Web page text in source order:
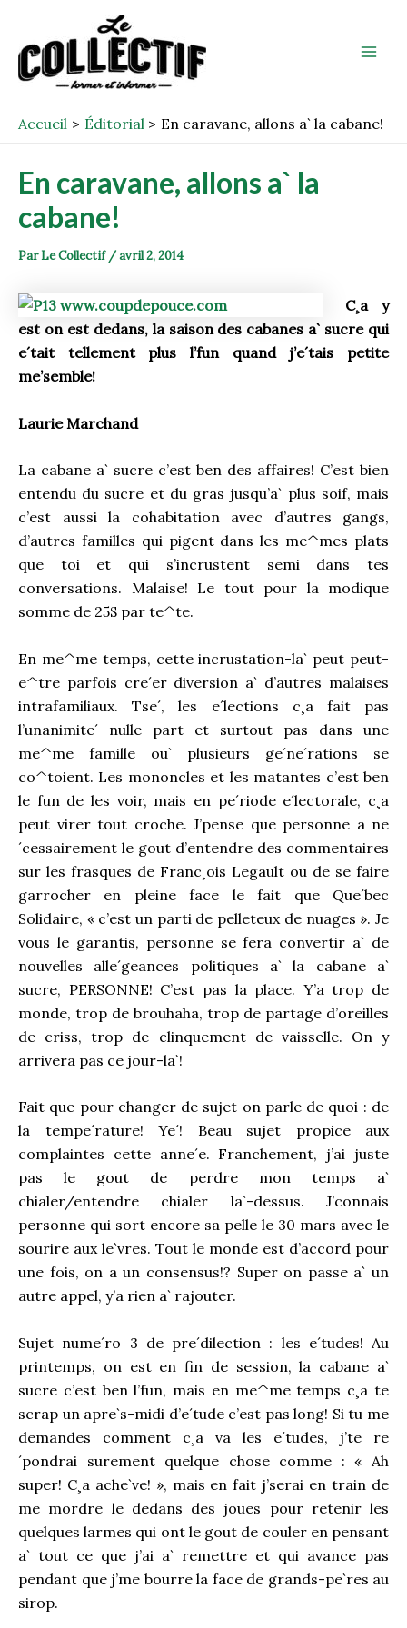
contenu
Accueil Éditorial En caravane, allons a` la cabane!
En caravane, allons a` la
cabane!
ParLe Collectif /avril 2, 2014
C¸a y
est on est dedans, la saison des cabanes a` sucre qui
e´tait tellement plus l’fun quand j’e´tais petite
me’semble!
Laurie Marchand
La cabane a` sucre c’est ben des affaires! C’est bien
entendu du sucre et du gras jusqu’a` plus soif, mais
c’est aussi la cohabitation avec d’autres gangs,
d’autres familles qui pigent dans les me^mes plats
que toi et qui s’incrustent semi dans tes
conversations. Malaise! Le tout pour la modique
somme de 25$ par te^te.
En me^me temps, cette incrustation-la` peut peut-
e^tre parfois cre´er diversion a` d’autres malaises
intrafamiliaux. Tse´, les e´lections c¸a fait pas
l’unanimite´ nulle part et surtout pas dans une
me^me famille ou` plusieurs ge´ne´rations se
co^toient. Les mononcles et les matantes c’est ben
le fun de les voir, mais en pe´riode e´lectorale, c¸a
peut virer tout croche. J’pense que personne a ne
´cessairement le gout d’entendre des commentaires
sur les frasques de Franc¸ois Legault ou de se faire
garrocher en pleine face le fait que Que´bec
Solidaire, « c’est un parti de pelleteux de nuages ». Je
vous le garantis, personne se fera convertir a` de
nouvelles alle´geances politiques a` la cabane a`
sucre, PERSONNE! C’est pas la place. Y’a trop de
monde, trop de brouhaha, trop de partage d’oreilles
de criss, trop de clinquement de vaisselle. On y
arrivera pas ce jour-la`!
Fait que pour changer de sujet on parle de quoi : de
la tempe´rature! Ye´! Beau sujet propice aux
complaintes cette anne´e. Franchement, j’ai juste
pas le gout de perdre mon temps a`
chialer/entendre chialer la`-dessus. J’connais
personne qui sort encore sa pelle le 30 mars avec le
sourire aux le`vres. Tout le monde est d’accord pour
une fois, on a un consensus!? Super on passe a` un
autre appel, y’a rien a` rajouter.
Sujet nume´ro 3 de pre´dilection : les e´tudes! Au
printemps, on est en fin de session, la cabane a`
sucre c’est ben l’fun, mais en me^me temps c¸a te
scrap un apre`s-midi d’e´tude c’est pas long! Si tu me
demandes comment c¸a va les e´tudes, j’te re
´pondrai surement quelque chose comme : « Ah
super! C¸a ache`ve! », mais en fait j’serai en train de
me mordre le dedans des joues pour retenir les
quelques larmes qui ont le gout de couler en pensant
a` tout ce que j’ai a` remettre et qui avance pas
pendant que j’me bourre la face de grands-pe`res au
sirop.
navigation